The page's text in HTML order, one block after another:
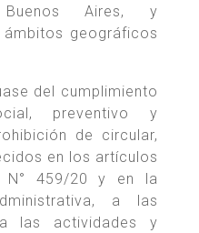
Aires, y
geográficos
del cumplimiento
preventivo y
de circular,
en los artículos
459/20 y en la
a las
las actividades y